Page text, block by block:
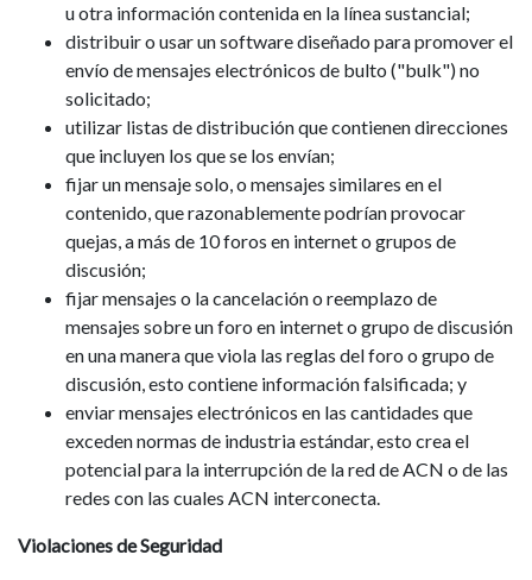
u otra información contenida en la línea sustancial;
distribuir o usar un software diseñado para promover el
envío de mensajes electrónicos de bulto ("bulk") no
solicitado;
utilizar listas de distribución que contienen direcciones
que incluyen los que se los envían;
fijar un mensaje solo, o mensajes similares en el
contenido, que razonablemente podrían provocar
quejas, a más de 10 foros en internet o grupos de
discusión;
fijar mensajes o la cancelación o reemplazo de
mensajes sobre un foro en internet o grupo de discusión
en una manera que viola las reglas del foro o grupo de
discusión, esto contiene información falsificada; y
enviar mensajes electrónicos en las cantidades que
exceden normas de industria estándar, esto crea el
potencial para la interrupción de la red de ACN o de las
redes con las cuales ACN interconecta.
Violaciones de Seguridad